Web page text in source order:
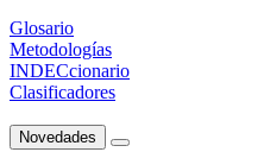
Glosario
Metodologías
INDECcionario
Clasificadores
Novedades